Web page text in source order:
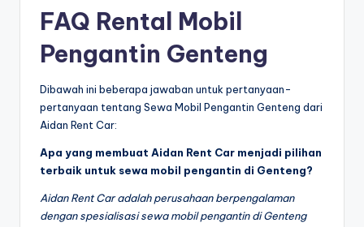
FAQ Rental Mobil
Pengantin Genteng
Dibawah ini beberapa jawaban untuk pertanyaan-
pertanyaan tentang Sewa Mobil Pengantin Genteng dari
Aidan Rent Car:
Apa yang membuat Aidan Rent Car menjadi pilihan
terbaik untuk sewa mobil pengantin di Genteng?
Aidan Rent Car adalah perusahaan berpengalaman
dengan spesialisasi sewa mobil pengantin di Genteng